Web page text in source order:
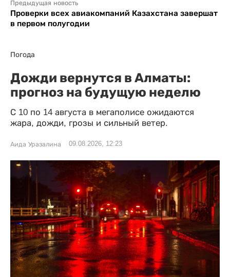
Предыдущая новость
Проверки всех авиакомпаний Казахстана завершат
в первом полугодии
Погода
Дожди вернутся в Алматы:
прогноз на будущую неделю
С 10 по 14 августа в мегаполисе ожидаются
жара, дожди, грозы и сильный ветер.
Аида Уразалина 09.08.2026, 12:23